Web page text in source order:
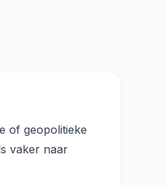
of geopolitieke
vaker naar